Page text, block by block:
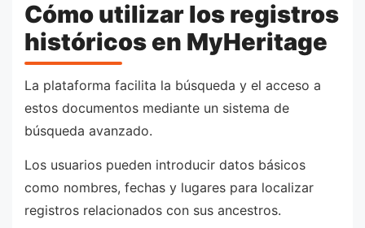
Cómo utilizar los registros
históricos en MyHeritage
La plataforma facilita la búsqueda y el acceso a
estos documentos mediante un sistema de
búsqueda avanzado.
Los usuarios pueden introducir datos básicos
como nombres, fechas y lugares para localizar
registros relacionados con sus ancestros.